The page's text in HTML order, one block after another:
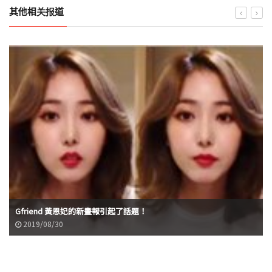
其他相关报道
Gfriend 黃恩妃的新畫報引起了話題！
2019/08/30